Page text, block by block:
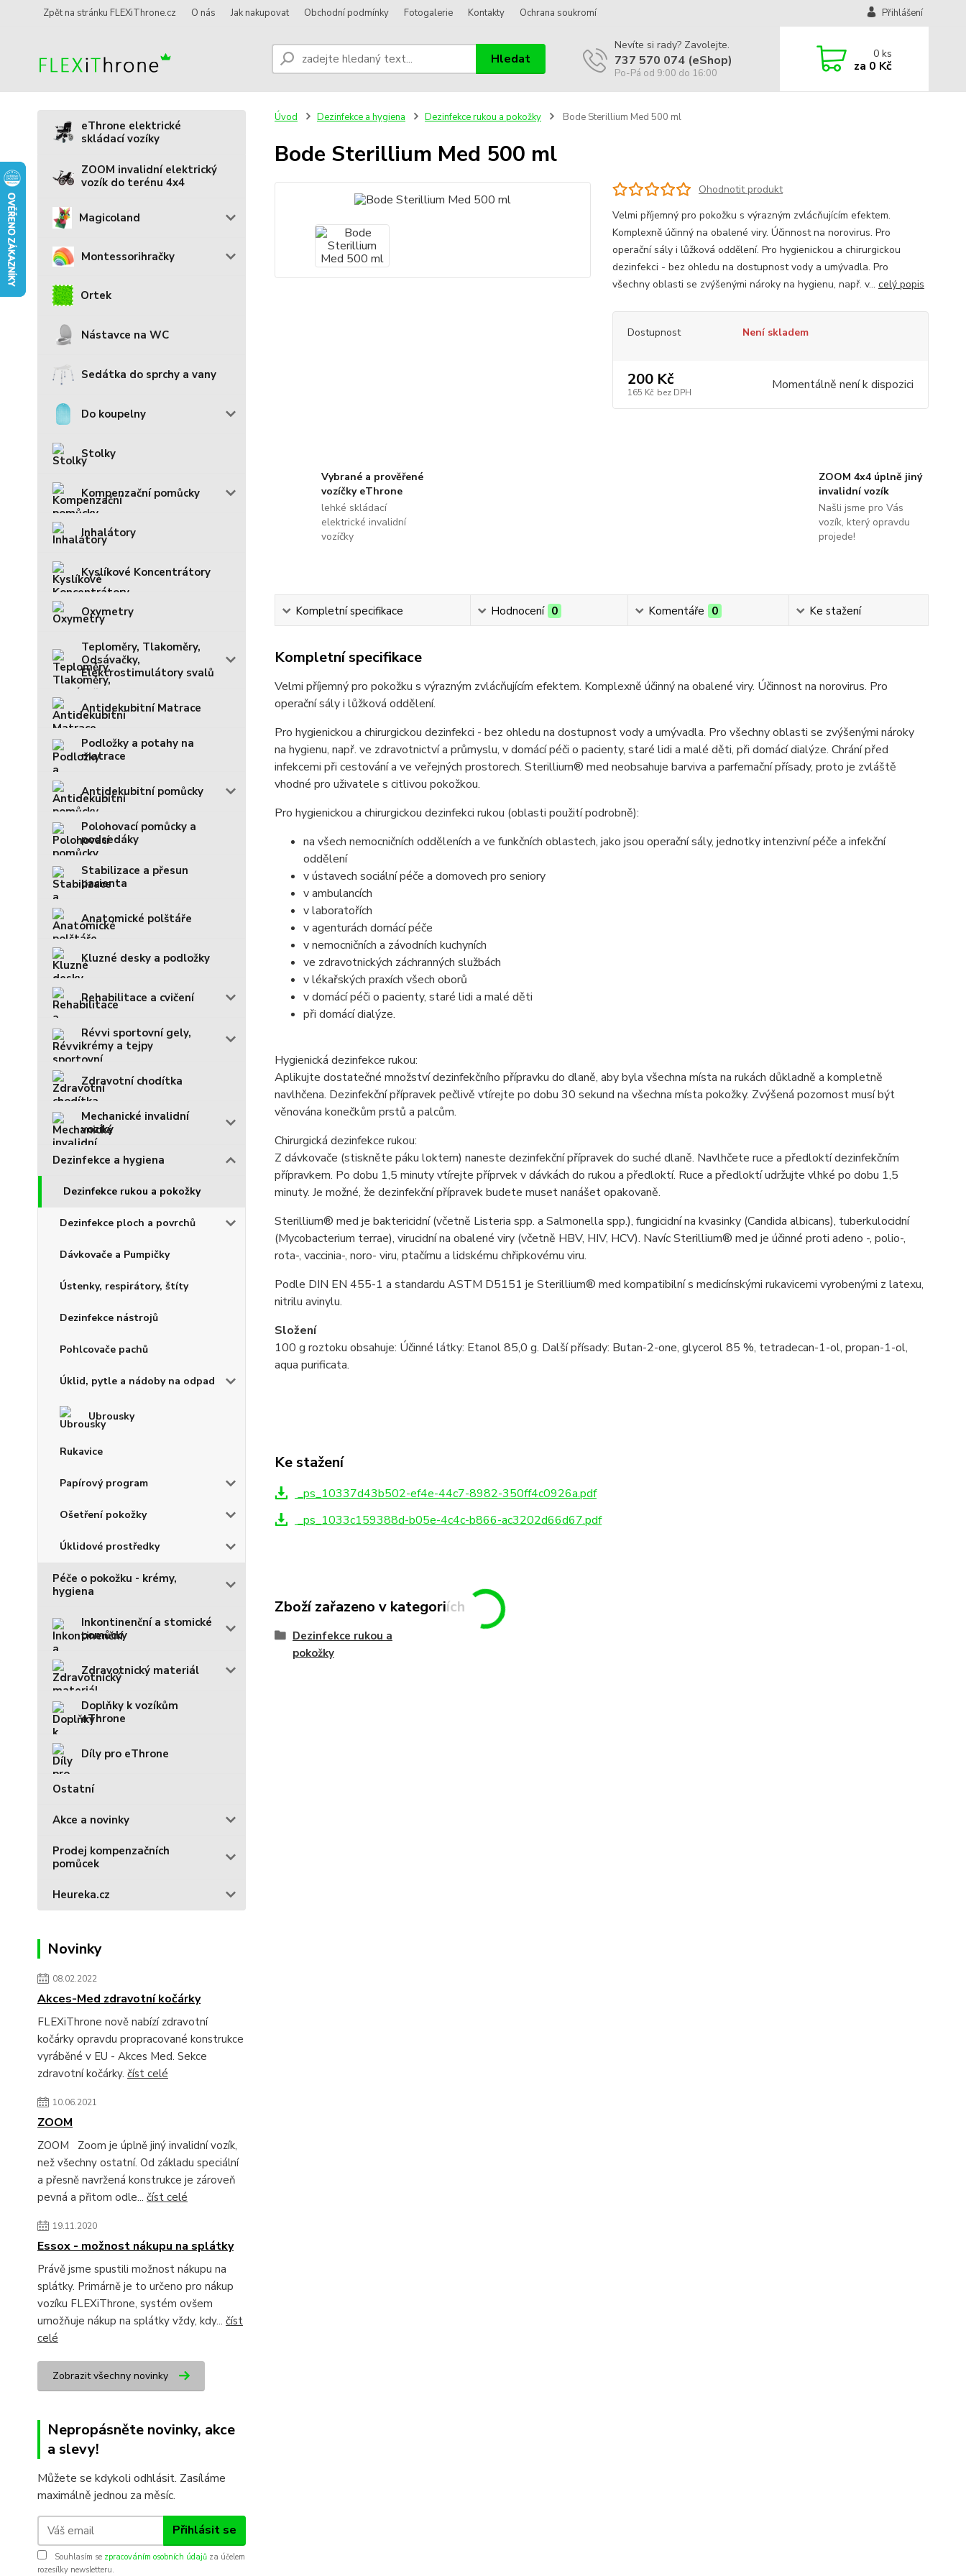
Zpět na stránku FLEXiThrone.cz O nás Jak nakupovat Obchodní podmínky Fotogalerie Kontakty Ochrana soukromí Přihlášení
Hledat
Nevíte si rady? Zavolejte.
737 570 074 (eShop)
Po-Pá od 9:00 do 16:00
0ks
za 0 Kč
eThrone elektrické
skládací vozíky
ZOOM invalidní elektrický
vozík do terénu 4x4
Magicoland
Montessorihračky
Ortek
Nástavce na WC
Sedátka do sprchy a vany
Do koupelny
Stolky
Kompenzační pomůcky
Inhalátory
Kyslíkové Koncentrátory
Oxymetry
Teploměry, Tlakoměry,
Odsávačky,
Elektrostimulátory svalů
Antidekubitní Matrace
Podložky a potahy na
matrace
Antidekubitní pomůcky
Polohovací pomůcky a
podsedáky
Stabilizace a přesun
pacienta
Anatomické polštáře
Kluzné desky a podložky
Rehabilitace a cvičení
Révvi sportovní gely,
krémy a tejpy
Zdravotní chodítka
Mechanické invalidní
vozíky
Dezinfekce a hygiena
Dezinfekce rukou a pokožky
Dezinfekce ploch a povrchů
Dávkovače a Pumpičky
Ústenky, respirátory, štíty
Dezinfekce nástrojů
Pohlcovače pachů
Úklid, pytle a nádoby na odpad
Ubrousky
Rukavice
Papírový program
Ošetření pokožky
Úklidové prostředky
Péče o pokožku - krémy,
hygiena
Inkontinenční a stomické
pomůcky
Zdravotnický materiál
Doplňky k vozíkům
eThrone
Díly pro eThrone
Ostatní
Akce a novinky
Prodej kompenzačních
pomůcek
Heureka.cz
Novinky
08.02.2022
Akces-Med zdravotní kočárky
FLEXiThrone nově nabízí zdravotní
kočárky opravdu propracované konstrukce
vyráběné v EU - Akces Med. Sekce
zdravotní kočárky. číst celé
10.06.2021
ZOOM
ZOOM Zoom je úplně jiný invalidní vozík,
než všechny ostatní. Od základu speciální
a přesně navržená konstrukce je zároveň
pevná a přitom odle... číst celé
19.11.2020
Essox - možnost nákupu na splátky
Právě jsme spustili možnost nákupu na
splátky. Primárně je to určeno pro nákup
vozíku FLEXiThrone, systém ovšem
umožňuje nákup na splátky vždy, kdy... číst
celé
Zobrazit všechny novinky
Nepropásněte novinky, akce
a slevy!
Můžete se kdykoli odhlásit. Zasíláme
maximálně jednou za měsíc.
Přihlásit se
Souhlasím se zpracováním osobních údajů za účelem
rozesílky newsletteru.
Úvod Dezinfekce a hygiena Dezinfekce rukou a pokožky Bode Sterillium Med 500 ml
Bode Sterillium Med 500 ml
Ohodnotit produkt
Velmi příjemný pro pokožku s výrazným zvlácňujícím efektem.
Komplexně účinný na obalené viry. Účinnost na norovirus. Pro
operační sály i lůžková oddělení. Pro hygienickou a chirurgickou
dezinfekci - bez ohledu na dostupnost vody a umývadla. Pro
všechny oblasti se zvýšenými nároky na hygienu, např. v... celý popis
Dostupnost Není skladem
200 Kč
165 Kč bez DPH Momentálně není k dispozici
Vybrané a prověřené
vozíčky eThrone
lehké skládací
elektrické invalidní
vozíčky
ZOOM 4x4 úplně jiný
invalidní vozík
Našli jsme pro Vás
vozík, který opravdu
projede!
Kompletní specifikace Hodnocení 0 Komentáře 0 Ke stažení
Kompletní specifikace
Velmi příjemný pro pokožku s výrazným zvlácňujícím efektem. Komplexně účinný na obalené viry. Účinnost na norovirus. Pro
operační sály i lůžková oddělení.
Pro hygienickou a chirurgickou dezinfekci - bez ohledu na dostupnost vody a umývadla. Pro všechny oblasti se zvýšenými nároky
na hygienu, např. ve zdravotnictví a průmyslu, v domácí péči o pacienty, staré lidi a malé děti, při domácí dialýze. Chrání před
infekcemi při cestování a ve veřejných prostorech. Sterillium® med neobsahuje barviva a parfemační přísady, proto je zvláště
vhodné pro uživatele s citlivou pokožkou.
Pro hygienickou a chirurgickou dezinfekci rukou (oblasti použití podrobně):
na všech nemocničních odděleních a ve funkčních oblastech, jako jsou operační sály, jednotky intenzivní péče a infekční
oddělení
v ústavech sociální péče a domovech pro seniory
v ambulancích
v laboratořích
v agenturách domácí péče
v nemocničních a závodních kuchyních
ve zdravotnických záchranných službách
v lékařských praxích všech oborů
v domácí péči o pacienty, staré lidi a malé děti
při domácí dialýze.
Hygienická dezinfekce rukou:
Aplikujte dostatečné množství dezinfekčního přípravku do dlaně, aby byla všechna místa na rukách důkladně a kompletně
navlhčena. Dezinfekční přípravek pečlivě vtírejte po dobu 30 sekund na všechna místa pokožky. Zvýšená pozornost musí být
věnována konečkům prstů a palcům.
Chirurgická dezinfekce rukou:
Z dávkovače (stiskněte páku loktem) naneste dezinfekční přípravek do suché dlaně. Navlhčete ruce a předloktí dezinfekčním
přípravkem. Po dobu 1,5 minuty vtírejte příprvek v dávkách do rukou a předloktí. Ruce a předloktí udržujte vlhké po dobu 1,5
minuty. Je možné, že dezinfekční přípravek budete muset nanášet opakovaně.
Sterillium® med je baktericidní (včetně Listeria spp. a Salmonella spp.), fungicidní na kvasinky (Candida albicans), tuberkulocidní
(Mycobacterium terrae), virucidní na obalené viry (včetně HBV, HIV, HCV). Navíc Sterillium® med je účinné proti adeno -, polio-,
rota-, vaccinia-, noro- viru, ptačímu a lidskému chřipkovému viru.
Podle DIN EN 455-1 a standardu ASTM D5151 je Sterillium® med kompatibilní s medicínskými rukavicemi vyrobenými z latexu,
nitrilu avinylu.
Složení
100 g roztoku obsahuje: Účinné látky: Etanol 85,0 g. Další přísady: Butan-2-one, glycerol 85 %, tetradecan-1-ol, propan-1-ol,
aqua purificata.
Ke stažení
_ps_10337d43b502-ef4e-44c7-8982-350ff4c0926a.pdf
_ps_1033c159388d-b05e-4c4c-b866-ac3202d66d67.pdf
Zboží zařazeno v kategoriích
Dezinfekce rukou a
pokožky